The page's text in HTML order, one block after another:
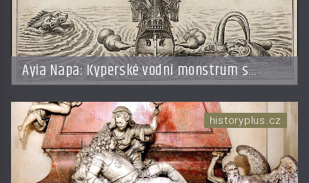
Ayia Napa: Kyperské vodní monstrum s
mírumilovnou povahou
historyplus.cz